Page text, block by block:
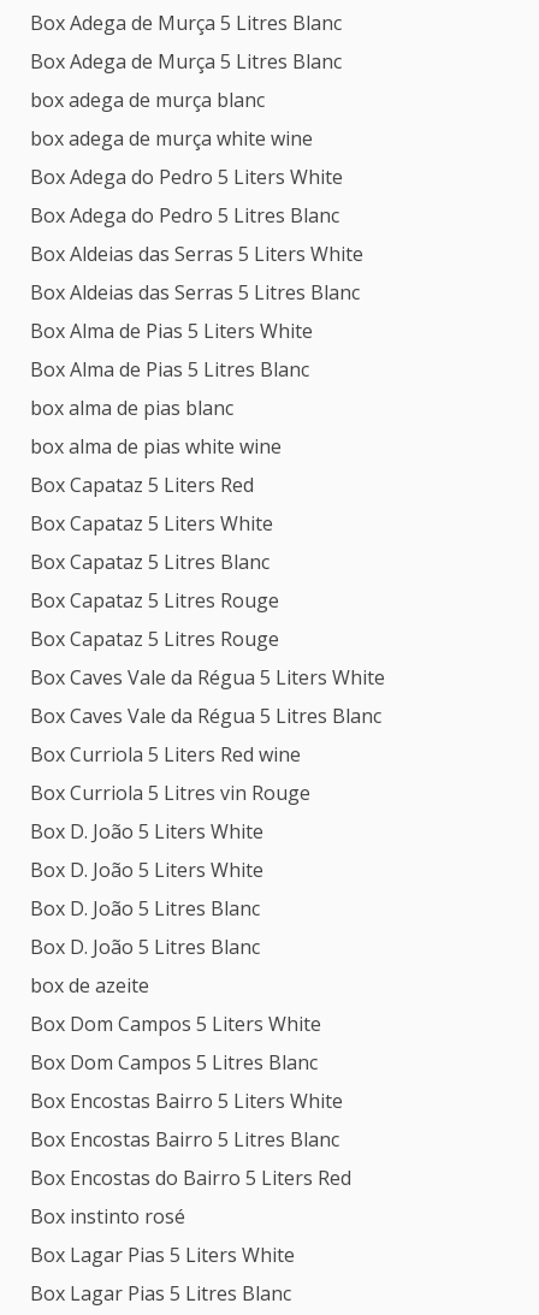
Box Adega de Murça 5 Litres Blanc
Box Adega de Murça 5 Litres Blanc
box adega de murça blanc
box adega de murça white wine
Box Adega do Pedro 5 Liters White
Box Adega do Pedro 5 Litres Blanc
Box Aldeias das Serras 5 Liters White
Box Aldeias das Serras 5 Litres Blanc
Box Alma de Pias 5 Liters White
Box Alma de Pias 5 Litres Blanc
box alma de pias blanc
box alma de pias white wine
Box Capataz 5 Liters Red
Box Capataz 5 Liters White
Box Capataz 5 Litres Blanc
Box Capataz 5 Litres Rouge
Box Capataz 5 Litres Rouge
Box Caves Vale da Régua 5 Liters White
Box Caves Vale da Régua 5 Litres Blanc
Box Curriola 5 Liters Red wine
Box Curriola 5 Litres vin Rouge
Box D. João 5 Liters White
Box D. João 5 Liters White
Box D. João 5 Litres Blanc
Box D. João 5 Litres Blanc
box de azeite
Box Dom Campos 5 Liters White
Box Dom Campos 5 Litres Blanc
Box Encostas Bairro 5 Liters White
Box Encostas Bairro 5 Litres Blanc
Box Encostas do Bairro 5 Liters Red
Box instinto rosé
Box Lagar Pias 5 Liters White
Box Lagar Pias 5 Litres Blanc